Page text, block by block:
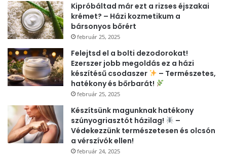
Kipróbáltad már ezt a rizses éjszakai
krémet? – Házi kozmetikum a
bársonyos bőrért
február 25, 2025
Felejtsd el a bolti dezodorokat!
Ezerszer jobb megoldás ez a házi
készítésű csodaszer
– Természetes,
hatékony és bőrbarát!
február 25, 2025
Készítsünk magunknak hatékony
szúnyogriasztót házilag!
–
Védekezzünk természetesen és olcsón
a vérszívók ellen!
február 24, 2025